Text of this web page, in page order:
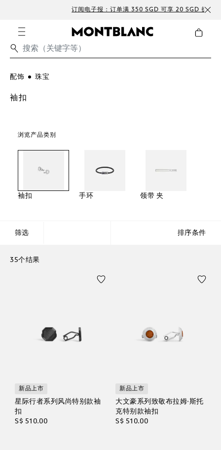
订阅电子报：订单满 350 SGD 可享 20 SGD 折扣 免费
配饰 珠宝
袖扣
浏览产品类别
袖扣 手环 领带 夹
筛选 排序条件
35个结果
新品上市
星际行者系列风尚特别款袖
扣
S$ 510.00
新品上市
大文豪系列致敬布拉姆·斯托
克特别款袖扣
S$ 510.00